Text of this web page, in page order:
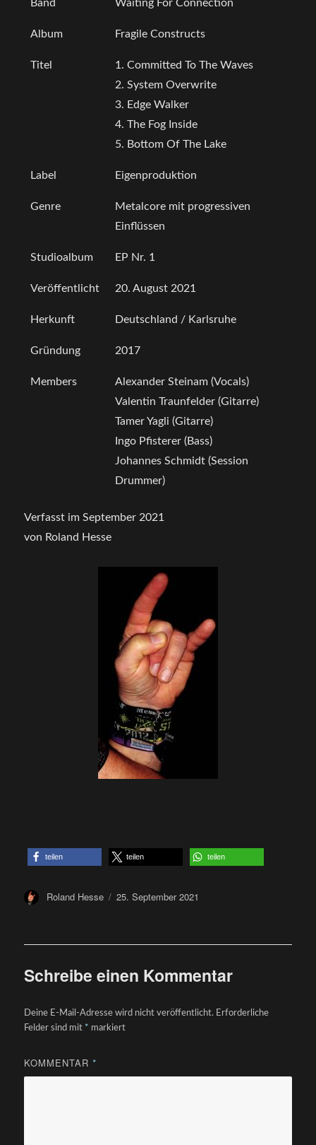
Band Waiting For Connection
Album Fragile Constructs
Titel
1. Committed To The Waves
2. System Overwrite
3. Edge Walker
4. The Fog Inside
5. Bottom Of The Lake
Label Eigenproduktion
Genre
Metalcore mit progressiven
Einflüssen
Studioalbum EP Nr. 1
Veröffentlicht 20. August 2021
Herkunft Deutschland / Karlsruhe
Gründung 2017
Members
Alexander Steinam (Vocals)
Valentin Traunfelder (Gitarre)
Tamer Yagli (Gitarre)
Ingo Pfisterer (Bass)
Johannes Schmidt (Session
Drummer)
Verfasst im September 2021
von Roland Hesse
teilen teilen teilen
Author
Roland Hesse
Posted
25. September 2021
Schreibe einen Kommentar
Deine E-Mail-Adresse wird nicht veröffentlicht. Erforderliche
Felder sind mit * markiert
KOMMENTAR *